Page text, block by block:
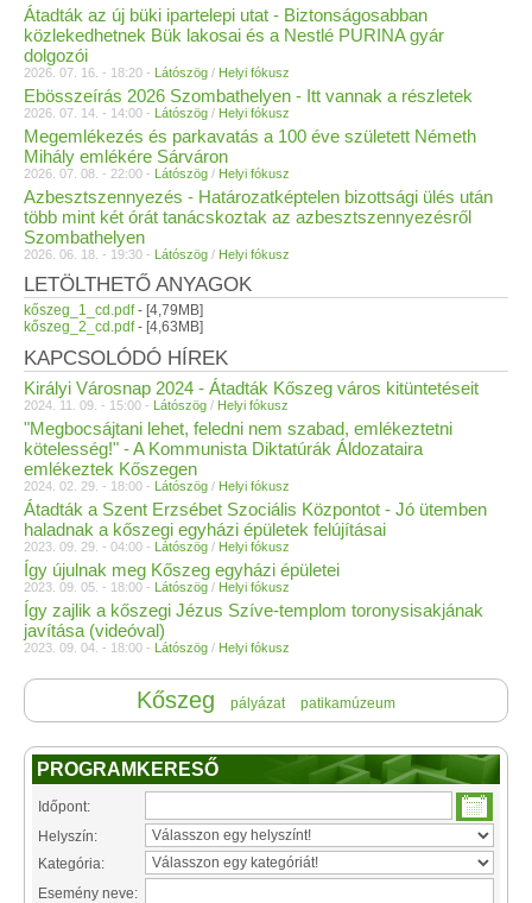
Átadták az új büki ipartelepi utat - Biztonságosabban
közlekedhetnek Bük lakosai és a Nestlé PURINA gyár
dolgozói
2026. 07. 16. - 18:20 - Látószög / Helyi fókusz
Ebösszeírás 2026 Szombathelyen - Itt vannak a részletek
2026. 07. 14. - 14:00 - Látószög / Helyi fókusz
Megemlékezés és parkavatás a 100 éve született Németh
Mihály emlékére Sárváron
2026. 07. 08. - 22:00 - Látószög / Helyi fókusz
Azbesztszennyezés - Határozatképtelen bizottsági ülés után
több mint két órát tanácskoztak az azbesztszennyezésről
Szombathelyen
2026. 06. 18. - 19:30 - Látószög / Helyi fókusz
LETÖLTHETŐ ANYAGOK
kőszeg_1_cd.pdf- [4,79MB]
kőszeg_2_cd.pdf- [4,63MB]
KAPCSOLÓDÓ HÍREK
Királyi Városnap 2024 - Átadták Kőszeg város kitüntetéseit
2024. 11. 09. - 15:00 - Látószög / Helyi fókusz
"Megbocsájtani lehet, feledni nem szabad, emlékeztetni
kötelesség!" - A Kommunista Diktatúrák Áldozataira
emlékeztek Kőszegen
2024. 02. 29. - 18:00 - Látószög / Helyi fókusz
Átadták a Szent Erzsébet Szociális Központot - Jó ütemben
haladnak a kőszegi egyházi épületek felújításai
2023. 09. 29. - 04:00 - Látószög / Helyi fókusz
Így újulnak meg Kőszeg egyházi épületei
2023. 09. 05. - 18:00 - Látószög / Helyi fókusz
Így zajlik a kőszegi Jézus Szíve-templom toronysisakjának
javítása (videóval)
2023. 09. 04. - 18:00 - Látószög / Helyi fókusz
Kőszeg pályázat patikamúzeum
PROGRAMKERESŐ
Időpont:
Helyszín:
Kategória:
Esemény neve: